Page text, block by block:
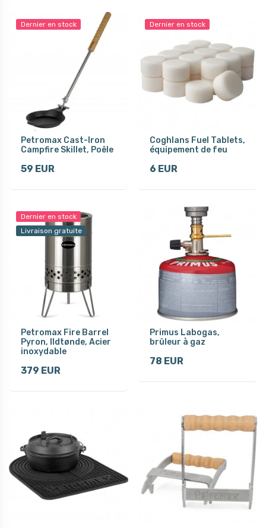
Dernier en stock
Petromax Cast-Iron
Campfire Skillet, Poêle
59 EUR
Dernier en stock
Coghlans Fuel Tablets,
équipement de feu
6 EUR
Dernier en stock
Livraison gratuite
Petromax Fire Barrel
Pyron, Ildtønde, Acier
inoxydable
379 EUR
Primus Labogas,
brûleur à gaz
78 EUR